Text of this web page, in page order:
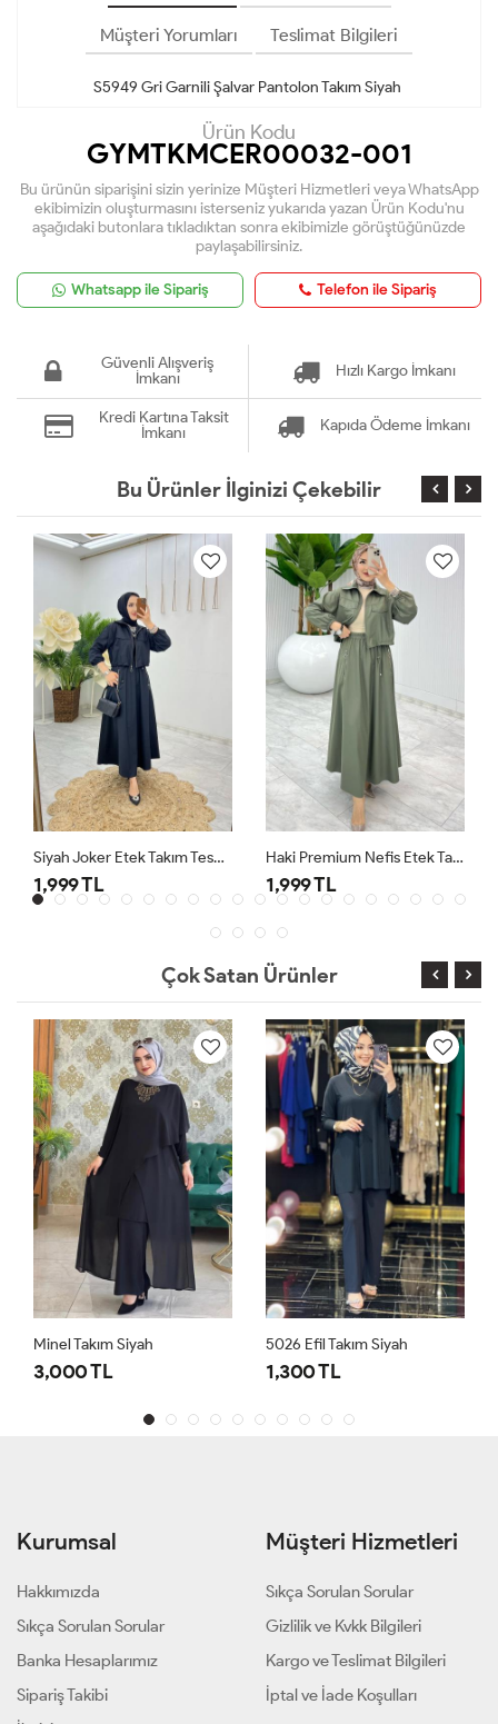
Müşteri Yorumları Teslimat Bilgileri
S5949 Gri Garnili Şalvar Pantolon Takım Siyah
Ürün Kodu
GYMTKMCER00032-001
Bu ürünün siparişini sizin yerinize Müşteri Hizmetleri veya WhatsApp
ekibimizin oluşturmasını isterseniz yukarıda yazan Ürün Kodu'nu
aşağıdaki butonlara tıkladıktan sonra ekibimizle görüştüğünüzde
paylaşabilirsiniz.
Whatsapp ile Sipariş Telefon ile Sipariş
Güvenli Alışveriş
İmkanı
Hızlı Kargo İmkanı
Kredi Kartına Taksit
İmkanı
Kapıda Ödeme İmkanı
Bu Ürünler İlginizi Çekebilir
Siyah Joker Etek Takım Tesettür Giyim
1,999 TL
Haki Premium Nefis Etek Takım
1,999 TL
Çok Satan Ürünler
Minel Takım Siyah
3,000 TL
5026 Efil Takım Siyah
1,300 TL
Kurumsal
Hakkımızda
Sıkça Sorulan Sorular
Banka Hesaplarımız
Sipariş Takibi
Müşteri Hizmetleri
Sıkça Sorulan Sorular
Gizlilik ve Kvkk Bilgileri
Kargo ve Teslimat Bilgileri
İptal ve İade Koşulları